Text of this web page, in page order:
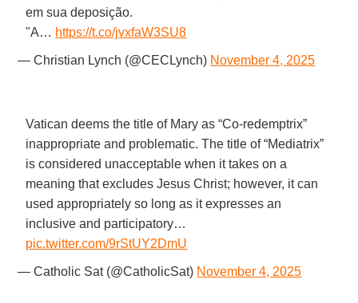
em sua deposição.
"A… https://t.co/jvxfaW3SU8
— Christian Lynch (@CECLynch) November 4, 2025
Vatican deems the title of Mary as “Co-redemptrix”
inappropriate and problematic. The title of “Mediatrix”
is considered unacceptable when it takes on a
meaning that excludes Jesus Christ; however, it can
used appropriately so long as it expresses an
inclusive and participatory…
pic.twitter.com/9rStUY2DmU
— Catholic Sat (@CatholicSat) November 4, 2025